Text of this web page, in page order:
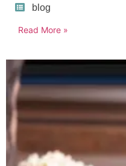
blog
Read More »